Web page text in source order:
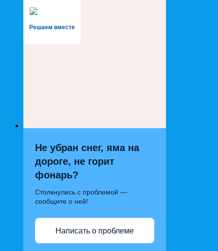
Решаем вместе
Не убран снег, яма на
дороге, не горит
фонарь?
Столкнулись с проблемой —
сообщите о ней!
Написать о проблеме